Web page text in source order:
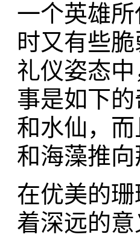
一个英雄
时又有些
礼仪姿态
事是如下
和水仙，
和海藻推
在优美的
着深远的